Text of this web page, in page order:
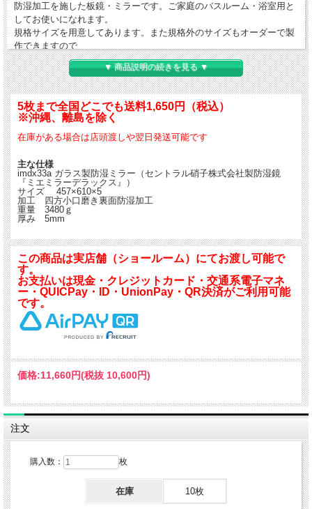
防湿加工を施した板鏡・ミラーです。ご家庭のバスルーム・浴室用と
してお使いになれます。
規格サイズを用意してあります。また規格外のサイズもオーダーで製
作できますので
気軽にお問い合わせ下さい。
インテリアミラー取り扱いの防湿鏡、ミラーは国産品最高級の5mmミ
ラーになります。
セントラル硝子株式会社製造のミエミラーデラックスです。
(腐食）を防ぎます。
下記規格サイズは常時在庫しておりますので、至急の発注にも対応で
きます。
タイルであれば両面テープで簡単に取り付けられます。
ようにお願いいたします。
鏡は湯気の発生するところでは必ず曇ります。曇らない鏡・ミラーは
取り扱っておりません。
※特注サイズも制作可能です。
お見積もりはお問い合わせください。
▼ 商品説明の続きを見る ▼
5枚まで全国どこでも送料1,650円（税込）
※沖縄、離島を除く
在庫がある場合は店頭渡しや翌日発送可能です
主な仕様
imdx33a ガラス製防湿ミラー（セントラル硝子株式会社製防湿鏡
『ミエミラーデラックス』）
サイズ 457×610×5
加工 四方小口磨き裏面防湿加工
重量 3480ｇ
厚み 5mm
この商品は実店舗（ショールーム）にてお渡し可能で
す。
お支払いは現金・クレジットカード・交通系電子マネ
ー・QUICPay・ID・UnionPay・QR決済がご利用可能
です。
価格:11,660円(税抜 10,600円)
注文
購入数： 枚
在庫 10枚